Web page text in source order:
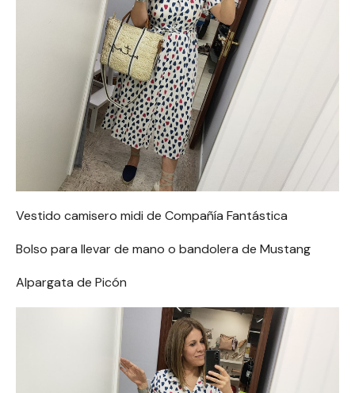
Vestido camisero midi de Compañía Fantástica
Bolso para llevar de mano o bandolera de Mustang
Alpargata de Picón